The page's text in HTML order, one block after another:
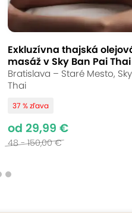
rodinnej Vinárni a
a príjemnej
Doprajte si
Exkluzívna thajská
masáž v Sky Ban Pai Thai
Bratislava – Staré Mesto,
Thai
37 % zľava
od 29,99 €
48 - 150,00 €